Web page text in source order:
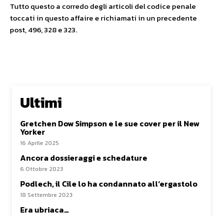
Tutto questo a corredo degli articoli del codice penale
toccati in questo affaire e richiamati in un precedente
post, 496, 328 e 323.
Ultimi
Gretchen Dow Simpson e le sue cover per il New
Yorker
16 Aprile 2025
Ancora dossieraggi e schedature
6 Ottobre 2023
Podlech, il Cile lo ha condannato all’ergastolo
18 Settembre 2023
Era ubriaca…